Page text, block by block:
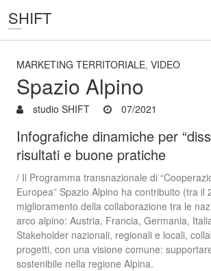
SHIFT
MARKETING TERRITORIALE, VIDEO
Spazio Alpino
studio SHIFT 07/2021
Infografiche dinamiche per
risultati e buone pratiche
/ Il Programma transnazionale di
Europea” Spazio Alpino ha contribuito (tra il
miglioramento della collaborazione tra le
arco alpino: Austria, Francia, Germania,
Stakeholder nazionali, regionali e locali,
progetti, con una visione comune:
sostenibile nella regione Alpina.